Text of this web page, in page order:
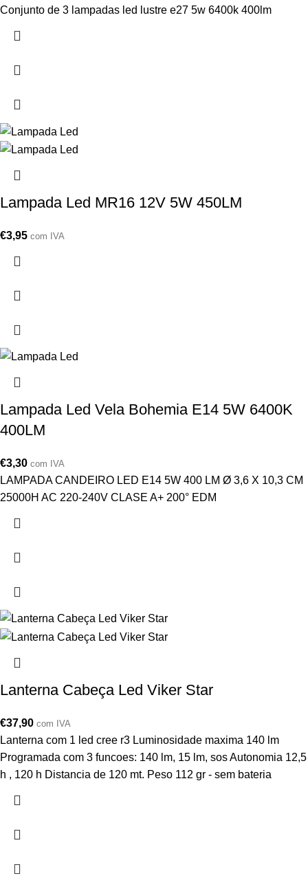
Conjunto de 3 lampadas led lustre e27 5w 6400k 400lm
Lampada Led MR16 12V 5W 450LM
€3,95 com IVA
Lampada Led Vela Bohemia E14 5W 6400K
400LM
€3,30 com IVA
LAMPADA CANDEIRO LED E14 5W 400 LM Ø 3,6 X 10,3 CM
25000H AC 220-240V CLASE A+ 200° EDM
Lanterna Cabeça Led Viker Star
€37,90 com IVA
Lanterna com 1 led cree r3 Luminosidade maxima 140 lm
Programada com 3 funcoes: 140 lm, 15 lm, sos Autonomia 12,5
h , 120 h Distancia de 120 mt. Peso 112 gr - sem bateria